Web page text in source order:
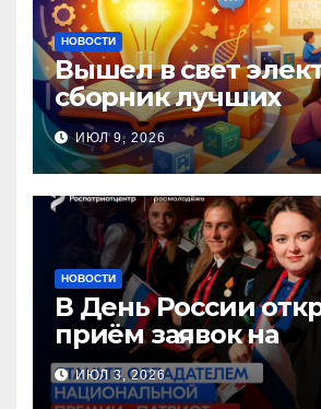
НОВОСТИ
Вышел в свет
сборник лучших
инновационных
педагогов
образования!
ИЮЛ 9, 2026
НОВОСТИ
В День России
приём заявок на
Национальную
«Патриот»
ИЮЛ 3, 2026